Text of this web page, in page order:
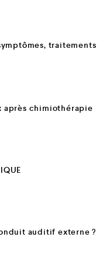
traitements
après chimiothérapie
auditif externe ?